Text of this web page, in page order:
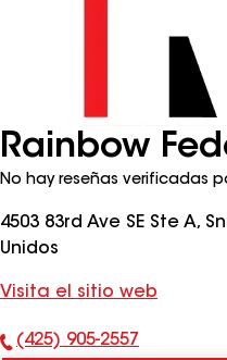
Rainbow
No hay reseñas verificadas
4503 83rd Ave SE Ste A,
Unidos
Visita el sitio web
Número
(425) 905-2557